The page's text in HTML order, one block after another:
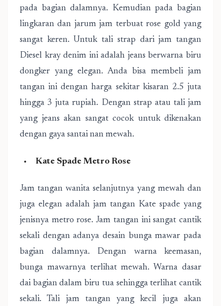
pada bagian dalamnya. Kemudian pada bagian
lingkaran dan jarum jam terbuat rose gold yang
sangat keren. Untuk tali strap dari jam tangan
Diesel kray denim ini adalah jeans berwarna biru
dongker yang elegan. Anda bisa membeli jam
tangan ini dengan harga sekitar kisaran 2.5 juta
hingga 3 juta rupiah. Dengan strap atau tali jam
yang jeans akan sangat cocok untuk dikenakan
dengan gaya santai nan mewah.
Kate Spade Metro Rose
Jam tangan wanita selanjutnya yang mewah dan
juga elegan adalah jam tangan Kate spade yang
jenisnya metro rose. Jam tangan ini sangat cantik
sekali dengan adanya desain bunga mawar pada
bagian dalamnya. Dengan warna keemasan,
bunga mawarnya terlihat mewah. Warna dasar
dai bagian dalam biru tua sehingga terlihat cantik
sekali. Tali jam tangan yang kecil juga akan